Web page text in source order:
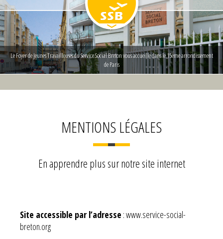
Le Foyer de Jeunes Travailleuses du Service Social Breton vous accueille dans le 15ème arrondissement
de Paris
MENTIONS LÉGALES
En apprendre plus sur notre site internet
Site accessible par l’adresse : www.service-social-
breton.org